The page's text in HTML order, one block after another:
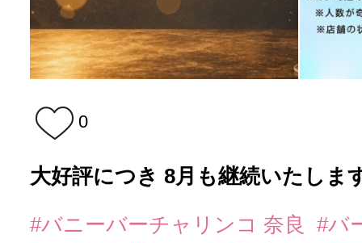
0
大好評につき 8月も継続いたしま
#バニーバーチャリンコ 奈良
#バ